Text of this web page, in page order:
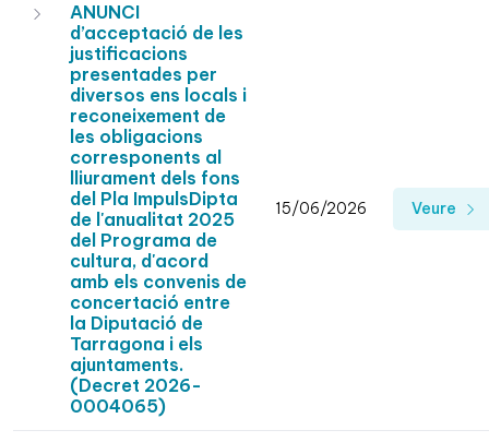
ANUNCI
d’acceptació de les
justificacions
presentades per
diversos ens locals i
reconeixement de
les obligacions
corresponents al
lliurament dels fons
del Pla ImpulsDipta
de l'anualitat 2025
del Programa de
cultura, d'acord
amb els convenis de
concertació entre
la Diputació de
Tarragona i els
ajuntaments.
(Decret 2026-
0004065)
15/06/2026 Veure